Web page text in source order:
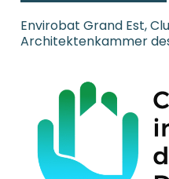
Envirobat Grand Est,
Architektenkammer